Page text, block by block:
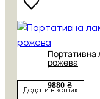
Портативна
рожева
9880 ₴
Додати в кошик